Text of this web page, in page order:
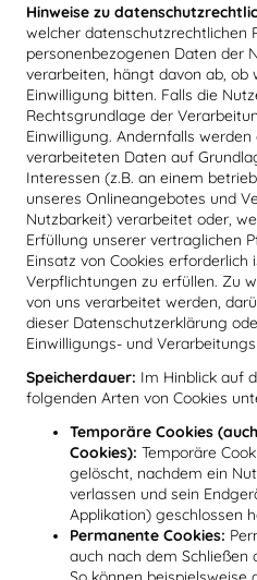
Hinweise zu
welcher datenschutzrechtlichen
personenbezogenen Daten der
verarbeiten, hängt davon ab, ob
Einwilligung bitten. Falls die
Rechtsgrundlage der
Einwilligung. Andernfalls
verarbeiteten Daten auf
Interessen (z.B. an einem
unseres Onlineangebotes und
Nutzbarkeit) verarbeitet oder,
Erfüllung unserer vertraglichen
Einsatz von Cookies
Verpflichtungen zu erfüllen. Zu
von uns verarbeitet werden,
dieser Datenschutzerklärung
Einwilligungs- und
Speicherdauer: Im Hinblick auf
folgenden Arten von Cookies
Temporäre Cookies
Cookies): Temporäre
gelöscht, nachdem ein
verlassen und sein
Applikation) geschlossen
Permanente Cookies:
auch nach dem Schließen